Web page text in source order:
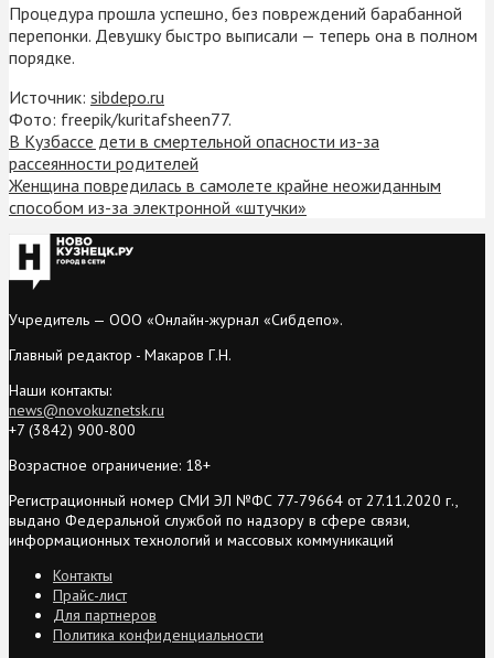
Процедура прошла успешно, без повреждений барабанной
перепонки. Девушку быстро выписали — теперь она в полном
порядке.
Источник: sibdepo.ru
Фото: freepik/kuritafsheen77.
В Кузбассе дети в смертельной опасности из-за
рассеянности родителей
Женщина повредилась в самолете крайне неожиданным
способом из-за электронной «штучки»
Учредитель — ООО «Онлайн-журнал «Сибдепо».
Главный редактор - Макаров Г.Н.
Наши контакты:
news@novokuznetsk.ru
+7 (3842) 900-800
Возрастное ограничение: 18+
Регистрационный номер СМИ ЭЛ №ФС 77-79664 от 27.11.2020 г.,
выдано Федеральной службой по надзору в сфере связи,
информационных технологий и массовых коммуникаций
Контакты
Прайс-лист
Для партнеров
Политика конфиденциальности